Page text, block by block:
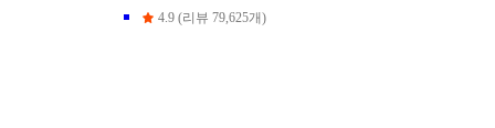
4.9 (리뷰 79,625개)